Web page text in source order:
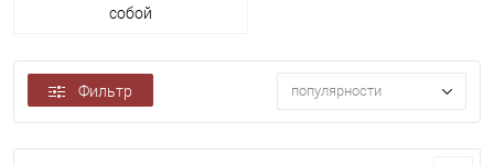
собой
Фильтр популярности